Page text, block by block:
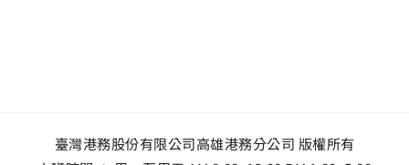
臺灣港務股份有限公司高雄港務分公司 版權所有